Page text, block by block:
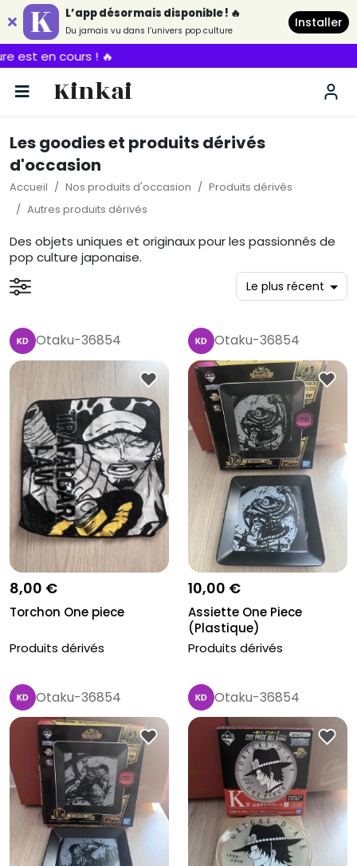
L’app désormais disponible ! 🔥
Du jamais vu dans l’univers pop culture
Installer
Kinkai
Les goodies et produits dérivés
d'occasion
Accueil Nos produits d'occasion
Produits dérivés
Autres produits dérivés
Des objets uniques et originaux pour les passionnés de
pop culture japonaise.
Otaku-36854
8,00 €
Torchon One piece
Produits dérivés
Otaku-36854
10,00 €
Assiette One Piece
(Plastique)
Produits dérivés
Otaku-36854 Otaku-36854